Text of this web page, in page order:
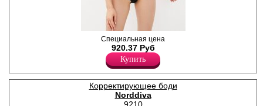
Утягивающее боди
корректирует область талии,
живота и бедер, задняя
нижняя часть из сетки.
Лайкра 13%
Полиамид 87%
Специальная цена
920.37 Руб
Купить
Корректирующее боди
Norddiva